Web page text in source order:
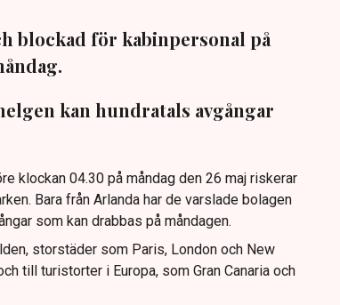
blockad för kabinpersonal på
kan hundratals avgångar
klockan 04.30 på måndag den 26 maj riskerar
Bara från Arlanda har de varslade bolagen
som kan drabbas på måndagen.
storstäder som Paris, London och New
till turistorter i Europa, som Gran Canaria och